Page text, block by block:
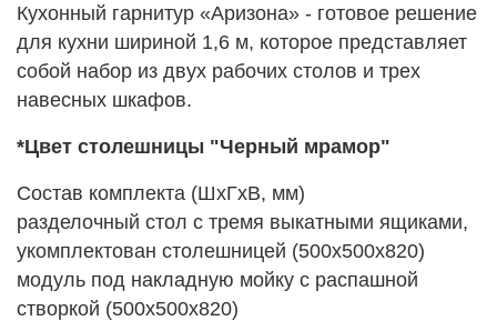
Кухонный гарнитур «Аризона» - готовое решение
для кухни шириной 1,6 м, которое представляет
собой набор из двух рабочих столов и трех
навесных шкафов.
*Цвет столешницы "Черный мрамор"
Состав комплекта (ШхГхВ, мм)
разделочный стол с тремя выкатными ящиками,
укомплектован столешницей (500х500х820)
модуль под накладную мойку с распашной
створкой (500х500х820)